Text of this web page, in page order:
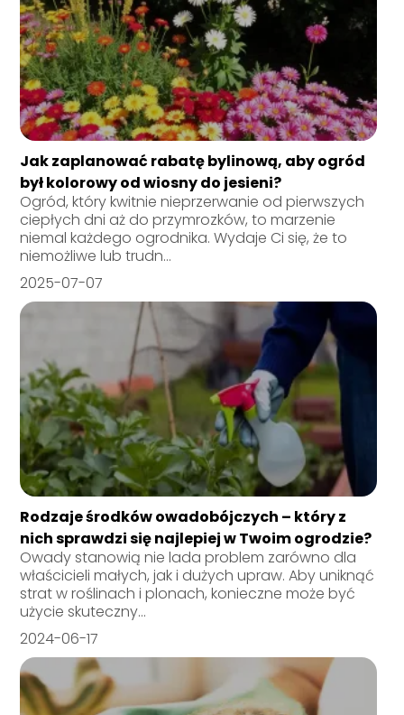
Jak zaplanować rabatę bylinową, aby ogród
był kolorowy od wiosny do jesieni?
Ogród, który kwitnie nieprzerwanie od pierwszych
ciepłych dni aż do przymrozków, to marzenie
niemal każdego ogrodnika. Wydaje Ci się, że to
niemożliwe lub trudn...
2025-07-07
Rodzaje środków owadobójczych – który z
nich sprawdzi się najlepiej w Twoim ogrodzie?
Owady stanowią nie lada problem zarówno dla
właścicieli małych, jak i dużych upraw. Aby uniknąć
strat w roślinach i plonach, konieczne może być
użycie skuteczny...
2024-06-17